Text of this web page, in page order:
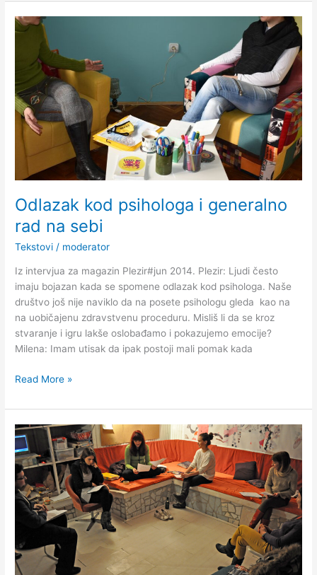
Odlazak kod psihologa i generalno
rad na sebi
Tekstovi / moderator
Iz intervjua za magazin Plezir#jun 2014. Plezir: Ljudi često
imaju bojazan kada se spomene odlazak kod psihologa. Naše
društvo još nije naviklo da na posete psihologu gleda kao na
na uobičajenu zdravstvenu proceduru. Misliš li da se kroz
stvaranje i igru lakše oslobađamo i pokazujemo emocije?
Milena: Imam utisak da ipak postoji mali pomak kada
Odlazak
psihologa
generalno
rad
na
sebi
Read More »
Psiholosko-
kreativne
radionice